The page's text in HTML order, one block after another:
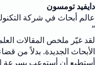
دايفيد تومسون
عالم أبحاث في شركة
“
لقد غيّر ملخص المقالات
الأبحاث الجديدة. بدلاً من
أستطيع أن أستوعب بسرعة